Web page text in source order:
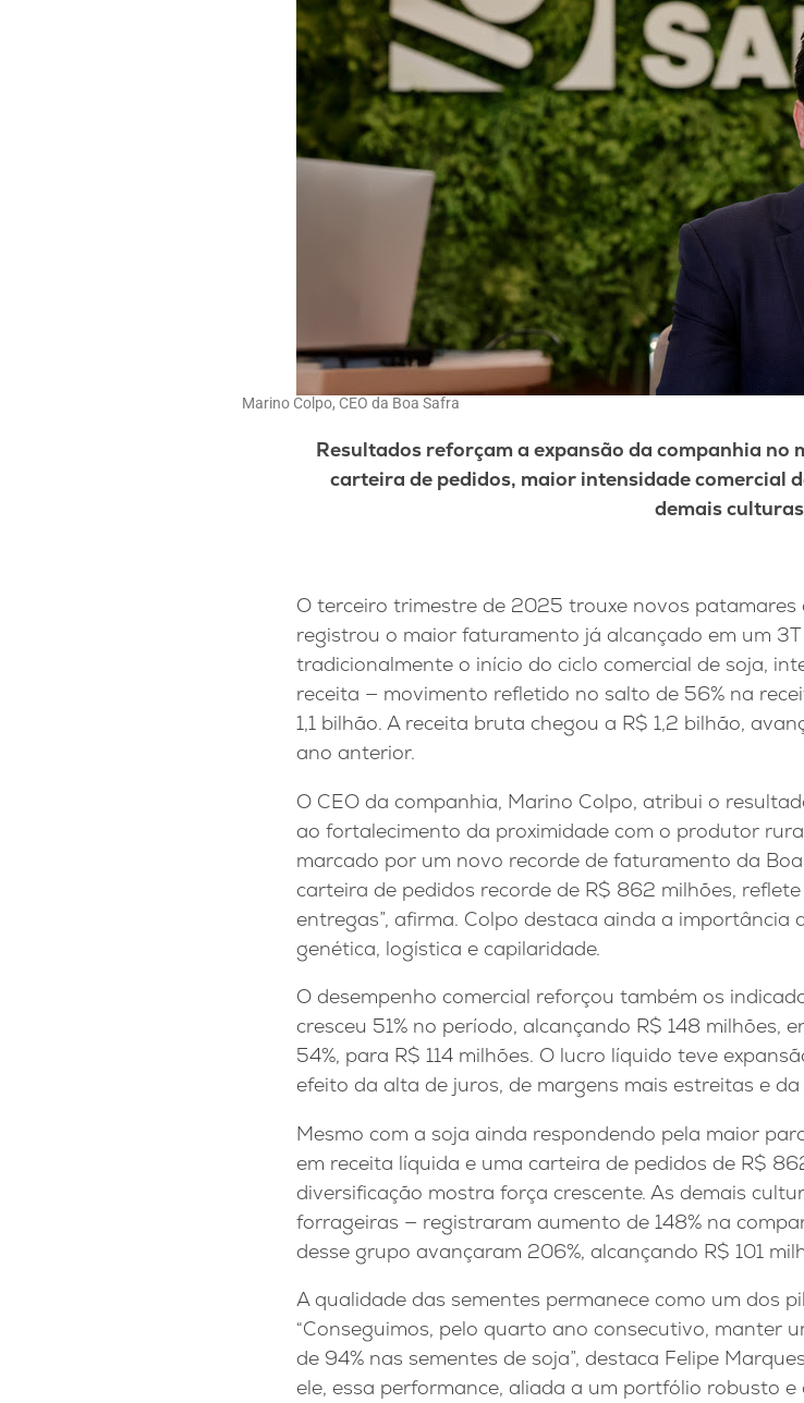
Marino Colpo, CEO da Boa Safra
Resultados reforçam a expansão da companhia no
carteira de pedidos, maior intensidade comercial
demais
O terceiro trimestre de 2025 trouxe novos
registrou o maior faturamento já alcançado em um
tradicionalmente o início do ciclo comercial de soja,
receita — movimento refletido no salto de 56% na
1,1 bilhão. A receita bruta chegou a R$ 1,2 bilhão,
ano anterior.
O CEO da companhia, Marino Colpo, atribui o
ao fortalecimento da proximidade com o produtor
marcado por um novo recorde de faturamento da
carteira de pedidos recorde de R$ 862 milhões,
entregas”, afirma. Colpo destaca ainda a
genética, logística e capilaridade.
O desempenho comercial reforçou também os
cresceu 51% no período, alcançando R$ 148 milhões,
54%, para R$ 114 milhões. O lucro líquido teve
efeito da alta de juros, de margens mais estreitas e
Mesmo com a soja ainda respondendo pela maior
em receita líquida e uma carteira de pedidos de R$
diversificação mostra força crescente. As demais
forrageiras — registraram aumento de 148% na
desse grupo avançaram 206%, alcançando R$ 101
A qualidade das sementes permanece como um dos
“Conseguimos, pelo quarto ano consecutivo, manter
de 94% nas sementes de soja”, destaca Felipe
ele, essa performance, aliada a um portfólio robusto